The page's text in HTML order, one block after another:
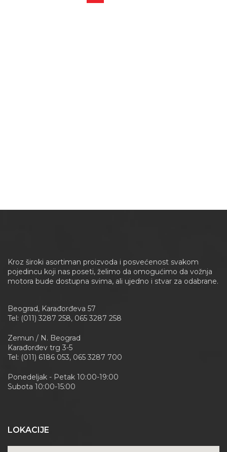
Kroz široki asortiman proizvoda i posvećenost svakom
pojedincu koji nas poseti, želimo da omogućimo da vožnja
motora bude dostupna svima, ali ujedno i stvar za odabrane.
Beograd, Karađorđeva 57
Tel: (011) 3287 258, 065 3287 258
Zemun / N. Beograd
Karađorđev trg 3-5
Tel: (011) 6186 053, 065 3287 700
Ponedeljak - Petak 10:00-19:00
Subota 10:00-15:00
LOKACIJE